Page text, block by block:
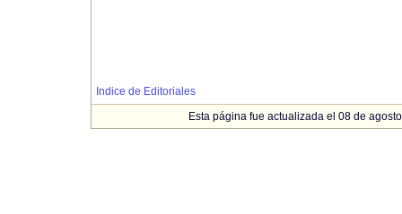
Indice de Editoriales
Esta página fue actualizada el 08 de